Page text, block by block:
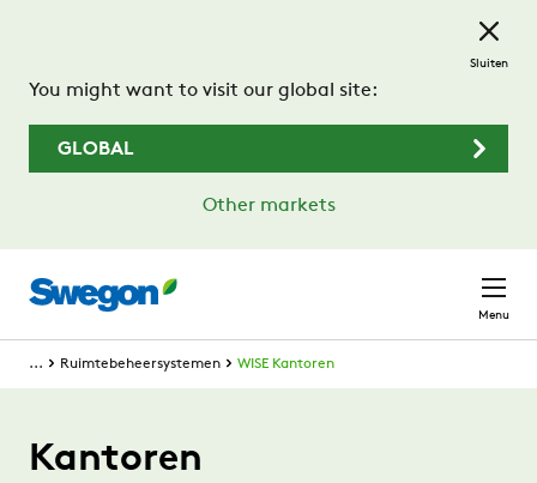
You might want to visit our global site:
GLOBAL
Other markets
Sluiten
Menu
... Ruimtebeheersystemen WISE Kantoren
Kantoren